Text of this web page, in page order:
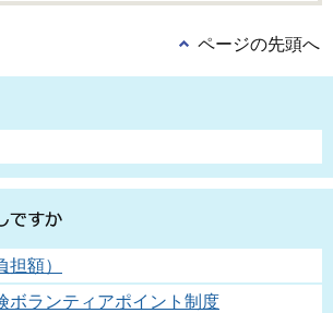
ページの先頭へ
額）
ボランティアポイント制度